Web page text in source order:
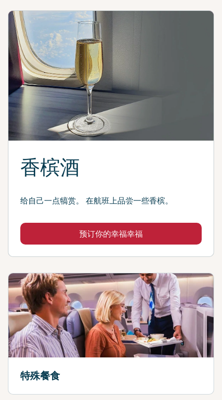
香槟酒
给自己一点犒赏。 在航班上品尝一些香槟。
预订你的幸福幸福
特殊餐食